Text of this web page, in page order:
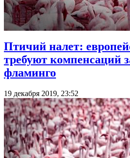
Птичий налет:
требуют компенсаций
фламинго
19 декабря 2019, 23:52